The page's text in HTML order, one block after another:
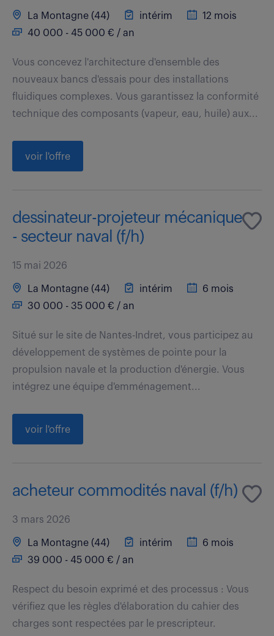
La Montagne (44) intérim
12 mois
40 000 - 45 000 € / an
Vous concevez l'architecture d'ensemble des
nouveaux bancs d'essais pour des installations
fluidiques complexes. Vous garantissez la conformité
technique des composants (vapeur, eau, huile) aux...
voir l'offre
dessinateur-projeteur mécanique
- secteur naval (f/h)
15 mai 2026
La Montagne (44) intérim
6 mois
30 000 - 35 000 € / an
Situé sur le site de Nantes-Indret, vous participez au
développement de systèmes de pointe pour la
propulsion navale et la production d'énergie. Vous
intégrez une équipe d'emménagement...
voir l'offre
acheteur commodités naval (f/h)
3 mars 2026
La Montagne (44) intérim
6 mois
39 000 - 45 000 € / an
Respect du besoin exprimé et des processus : Vous
vérifiez que les règles d'élaboration du cahier des
charges sont respectées par le prescripteur.